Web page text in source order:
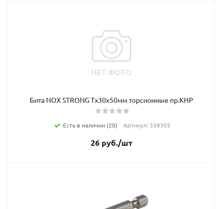
Бита NOX STRONG Tx30х50мм торсионные пр.КНР
Есть в наличии (20) Артикул: 339305
26 руб./шт